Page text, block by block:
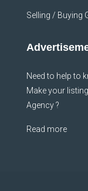
Selling / Buying
Need to help to
Make your
Agency ?
Read more